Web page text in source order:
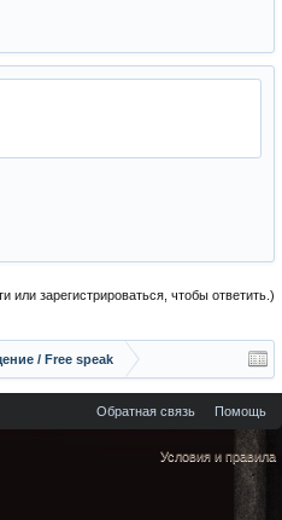
или зарегистрироваться, чтобы ответить.)
/ Free speak
Обратная связь Помощь
Условия и правила